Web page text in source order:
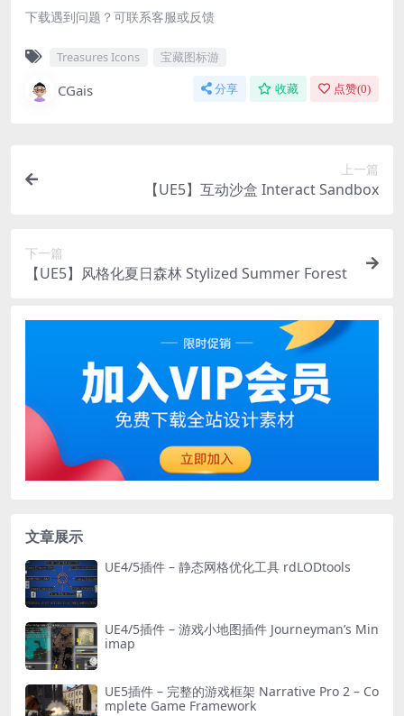
下载遇到问题？可联系客服或反馈
Treasures Icons 宝藏图标游
CGais 分享 收藏 点赞(0)
上一篇
【UE5】互动沙盒 Interact Sandbox
下一篇
【UE5】风格化夏日森林 Stylized Summer Forest
文章展示
UE4/5插件 – 静态网格优化工具 rdLODtools
UE4/5插件 – 游戏小地图插件 Journeyman’s Min
imap
UE5插件 – 完整的游戏框架 Narrative Pro 2 – Co
mplete Game Framework